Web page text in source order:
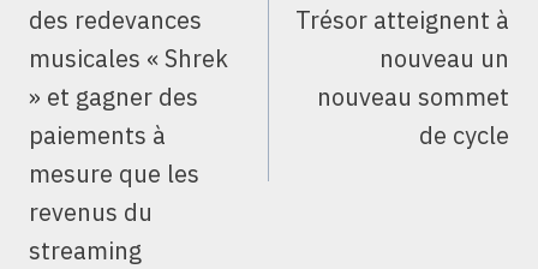
des redevances
musicales « Shrek
» et gagner des
paiements à
mesure que les
revenus du
streaming
Trésor atteignent à
nouveau un
nouveau sommet
de cycle